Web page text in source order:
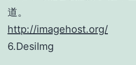
道。
http://imagehost.org/
6.DesiImg